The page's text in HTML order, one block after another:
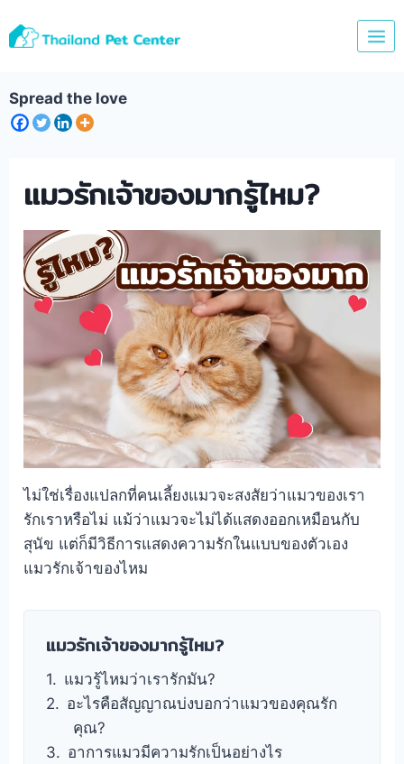
to
Spread the love
แมวรักเจ้าของมากรู้ไหม?
ไม่ใช่เรื่องแปลกที่คนเลี้ยงแมวจะสงสัยว่าแมวของเรา
รักเราหรือไม่ แม้ว่าแมวจะไม่ได้แสดงออกเหมือนกับ
สุนัข แต่ก็มีวิธีการแสดงความรักในแบบของตัวเอง
แมวรักเจ้าของไหม
แมวรักเจ้าของมากรู้ไหม?
แมวรู้ไหมว่าเรารักมัน?
อะไรคือสัญญาณบ่งบอกว่าแมวของคุณรัก
คุณ?
อาการแมวมีความรักเป็นอย่างไร